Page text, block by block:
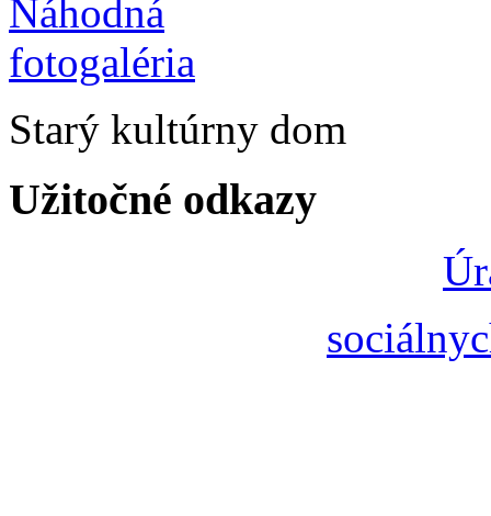
Starý kultúrny dom
Užitočné odkazy